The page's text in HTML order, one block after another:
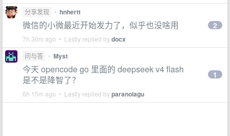
分享发现 • hnhertt
微信的小微最近开始发力了，似乎也没啥用
7h 30m ago • Lastly replied bydocx
2
问与答 • Myst
今天 opencode go 里面的 deepseek v4 flash
是不是降智了？
6h 15m ago • Lastly replied byparanoiagu
1